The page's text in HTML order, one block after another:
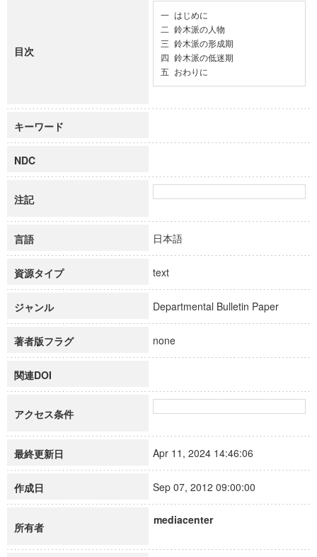
目次
一 はじめに
二 鈴木派の人物
三 鈴木派の形成期
四 鈴木派の低迷期
五 おわりに
キーワード
NDC
注記
言語 日本語
資源タイプ text
ジャンル Departmental Bulletin Paper
著者版フラグ none
関連DOI
アクセス条件
最終更新日 Apr 11, 2024 14:46:06
作成日 Sep 07, 2012 09:00:00
所有者
mediacenter